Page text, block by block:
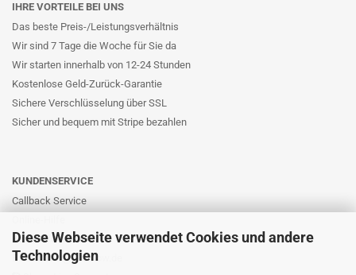
Diese Webseite verwendet Cookies und andere
Technologien
IHRE VORTEILE BEI UNS
Das beste Preis-/Leistungsverhältnis
Wir sind 7 Tage die Woche für Sie da
Wir starten innerhalb von 12-24 Stunden
Kostenlose Geld-Zurück-Garantie
Sichere Verschlüsselung über SSL
Sicher und bequem mit Stripe bezahlen
KUNDENSERVICE
Callback Service
Kontaktformular
E-Mail: info@likernow.de